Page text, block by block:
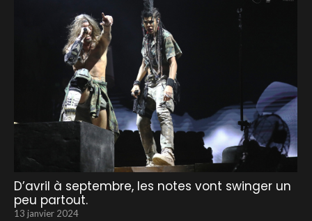
D’avril à septembre, les notes vont swinger un
peu partout.
13 janvier 2024